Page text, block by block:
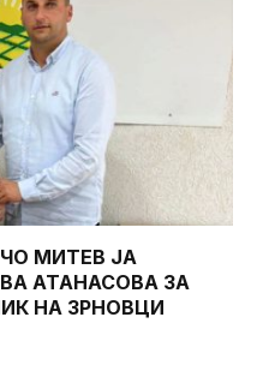
МИТЕВ ЈА
АТАНАСОВА ЗА
НА ЗРНОВЦИ